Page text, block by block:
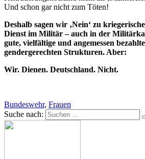
Und schon gar nicht zum Töten!
Deshalb sagen wir ‚Nein‘ zu
Dienstim Militär– auch in der
gute, vielfältige und angemessen bezahlte
gendergerechten Strukturen.Aber:
Wir. Dienen. Deutschland. Nicht.
Bundeswehr, Frauen
Suche nach: